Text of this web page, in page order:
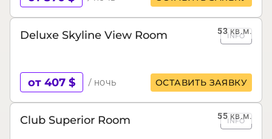
53кв.м.
Deluxe Skyline View Room INFO
от 407 $ / ночь ОСТАВИТЬ ЗАЯВКУ
55кв.м.
Club Superior Room INFO